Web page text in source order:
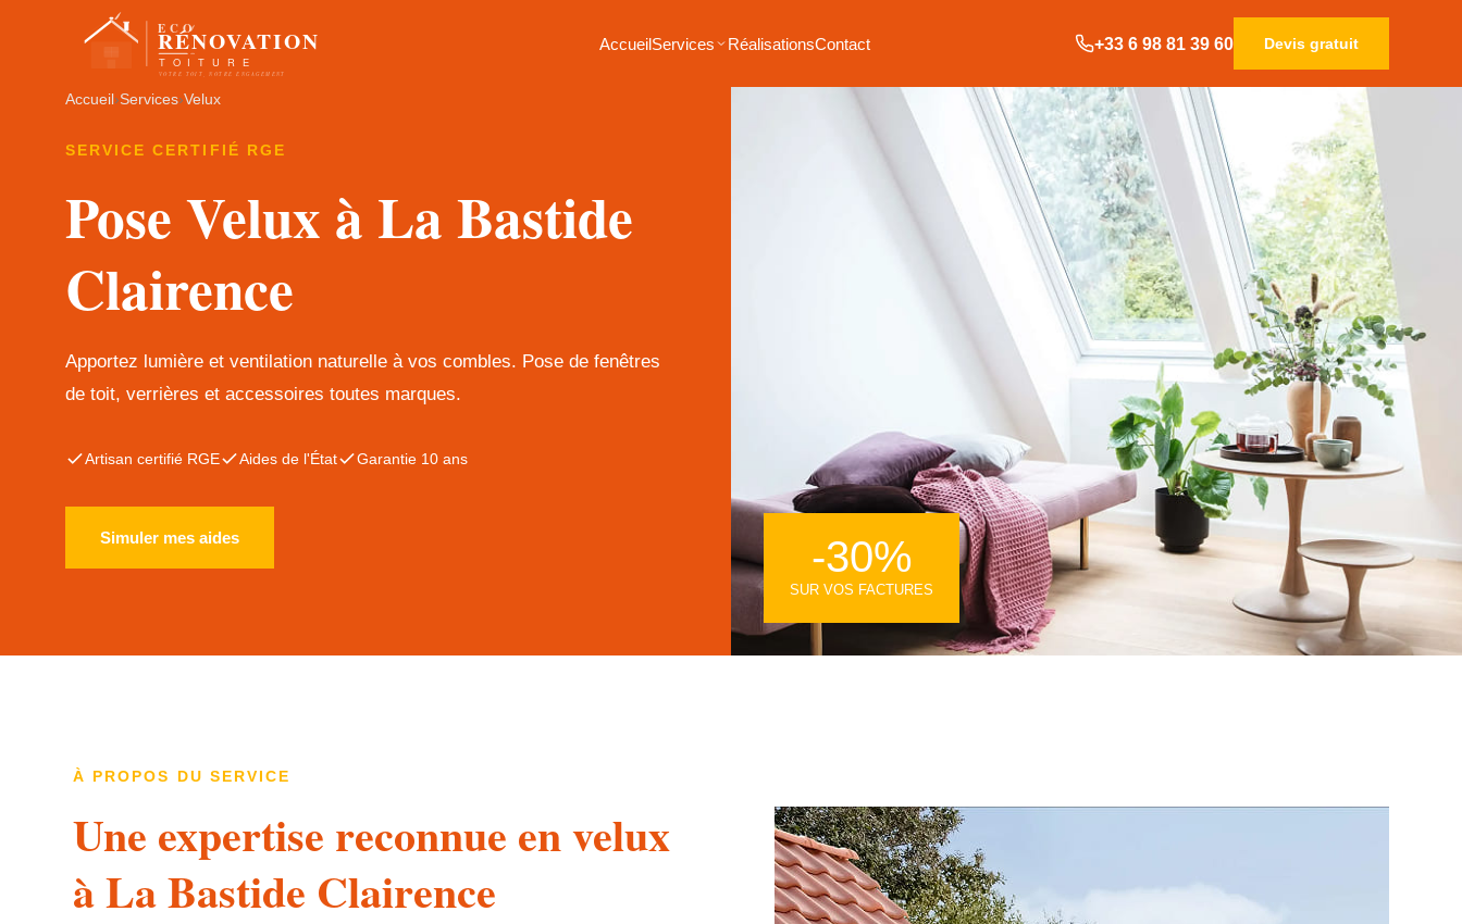
AccueilServices RéalisationsContact +33 6 98 81 39 60 Devis gratuit
Accueil ›Services›Velux
SERVICE CERTIFIÉ RGE
Pose Velux à La Bastide
Clairence
Apportez lumière et ventilation naturelle à vos combles. Pose de fenêtres
de toit, verrières et accessoires toutes marques.
Artisan certifié RGE Aides de l'État Garantie 10 ans
Simuler mes aides -30%
SUR VOS FACTURES
À PROPOS DU SERVICE
Une expertise reconnue en velux
à La Bastide Clairence